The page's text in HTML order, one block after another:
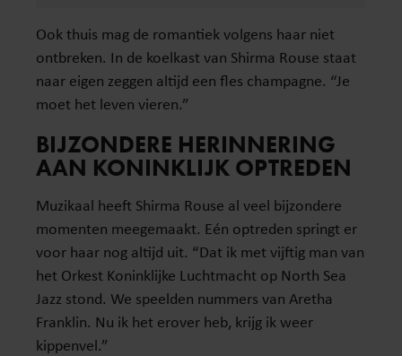
Ook thuis mag de romantiek volgens haar niet
ontbreken. In de koelkast van Shirma Rouse staat
naar eigen zeggen altijd een fles champagne. “Je
moet het leven vieren.”
BIJZONDERE HERINNERING
AAN KONINKLIJK OPTREDEN
Muzikaal heeft Shirma Rouse al veel bijzondere
momenten meegemaakt. Eén optreden springt er
voor haar nog altijd uit. “Dat ik met vijftig man van
het Orkest Koninklijke Luchtmacht op North Sea
Jazz stond. We speelden nummers van Aretha
Franklin. Nu ik het erover heb, krijg ik weer
kippenvel.”